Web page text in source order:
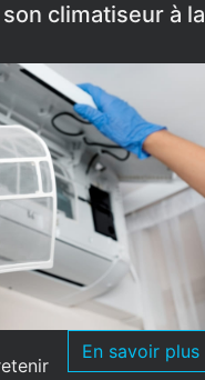
climatiseur à la
En savoir plus